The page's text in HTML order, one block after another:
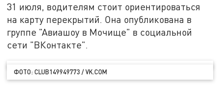
31 июля, водителям стоит ориентироваться
на карту перекрытий. Она опубликована в
группе "Авиашоу в Мочище" в социальной
сети "ВКонтакте".
ФОТО: CLUB149949773 / VK.COM